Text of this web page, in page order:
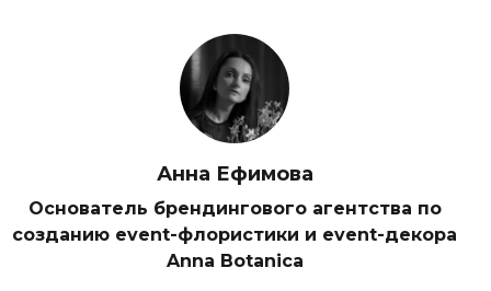
Анна Ефимова
Основатель брендингового агентства по
созданию event-флористики и event-декора
Anna Botanica